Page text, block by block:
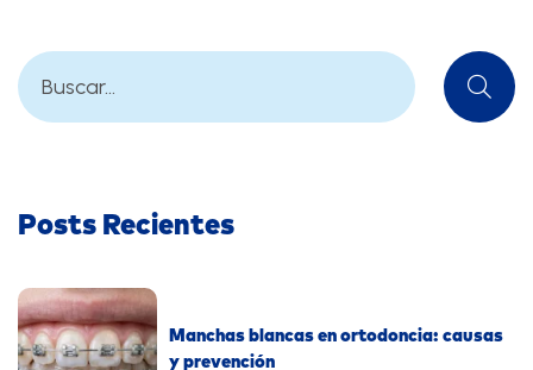
Posts Recientes
Manchas blancas en ortodoncia: causas
y prevención